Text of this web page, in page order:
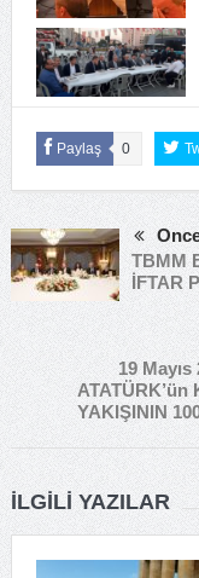
Paylaş 0
TBMM
İFTAR
19
ATATÜRK’ün
YAKIŞININ
İLGILI YAZILAR